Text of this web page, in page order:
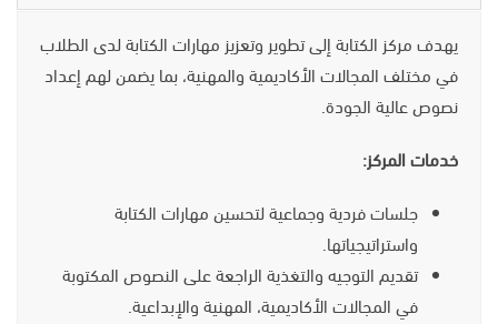
يهدف مركز الكتابة إلى تطوير وتعزيز مهارات الكتابة لدى الطلاب
في مختلف المجالات الأكاديمية والمهنية، بما يضمن لهم إعداد
نصوص عالية الجودة.
خدمات المركز:
جلسات فردية وجماعية لتحسين مهارات الكتابة
واستراتيجياتها.
تقديم التوجيه والتغذية الراجعة على النصوص المكتوبة
في المجالات الأكاديمية، المهنية والإبداعية.